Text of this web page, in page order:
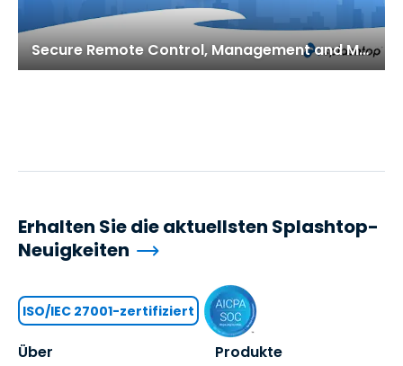
Secure Remote Control, Management and Monitoring Solutions for Today’s IT
Über Produkte
Erhalten Sie die aktuellsten Splashtop-
Neuigkeiten
ISO/IEC 27001-zertifiziert